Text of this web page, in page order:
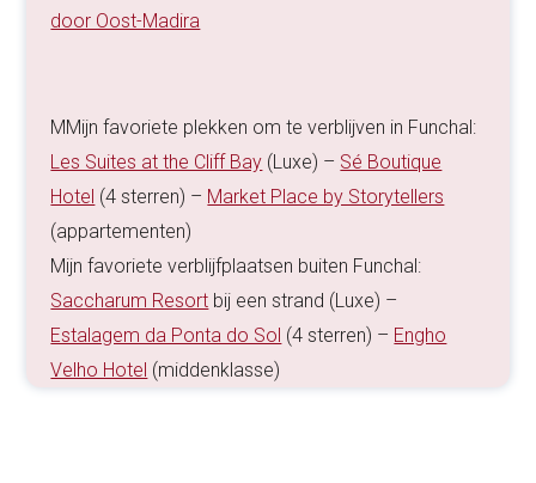
door Oost-Madira
MMijn favoriete plekken om te verblijven in Funchal:
Les Suites at the Cliff Bay (Luxe) – Sé Boutique
Hotel (4 sterren) – Market Place by Storytellers
(appartementen)
Mijn favoriete verblijfplaatsen buiten Funchal:
Saccharum Resort bij een strand (Luxe) –
Estalagem da Ponta do Sol (4 sterren) – Engho
Velho Hotel (middenklasse)